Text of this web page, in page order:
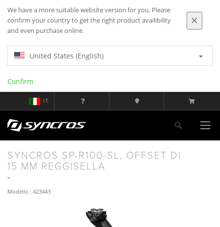
We have a more suitable website version for you. Please
confirm your country to get the right product availibility
and even purchase online.
United States (English)
Confirm
IT
SYNCROS SP-R100-SL, OFFSET DI
15 MM REGGISELLA
Modello : 423443